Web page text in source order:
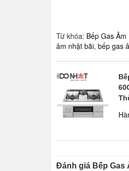
Từ khóa: Bếp Gas
âm nhật bãi, bếp gas
Đánh giá Bếp Gas